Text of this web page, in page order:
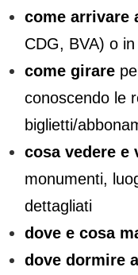
come arrivare
CDG, BVA) o
come girare
conoscendo le
biglietti/
cosa vedere e
monumenti,
dettagliati
dove e cosa
dove dormire